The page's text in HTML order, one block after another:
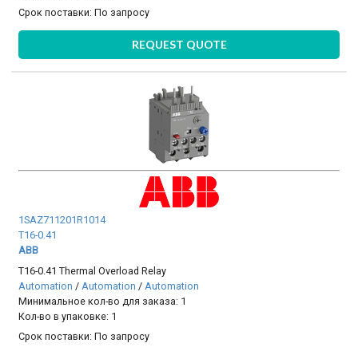
Срок поставки:По запросу
REQUEST QUOTE
1SAZ711201R1014
T16-0.41
ABB
T16-0.41 Thermal Overload Relay
Automation / Automation / Automation
Минимальное кол-во для заказа: 1
Кол-во в упаковке: 1
Срок поставки:По запросу